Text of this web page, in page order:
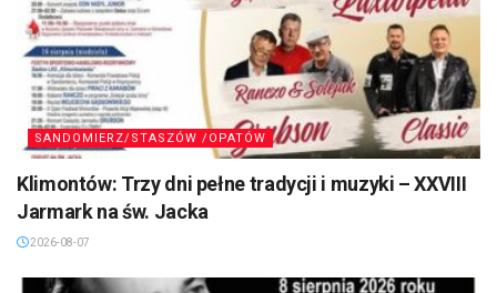
SANDOMIERZ/STASZÓW /OPATÓW
Klimontów: Trzy dni pełne tradycji i muzyki – XXVIII
Jarmark na św. Jacka
2026-08-07